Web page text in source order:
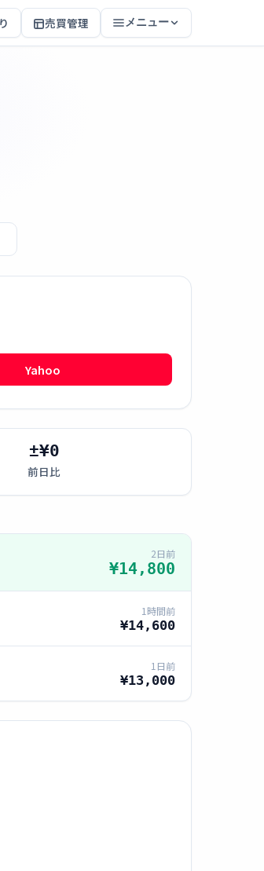
売買管理 メニュー
Yahoo
±¥0
前日比
2日前
¥14,800
1時間前
¥14,600
1日前
¥13,000